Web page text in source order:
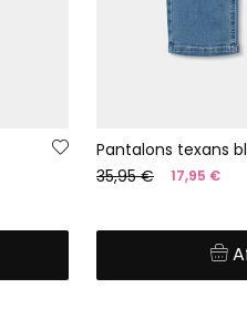
Pantalons texans
35,95 €
17,95 €